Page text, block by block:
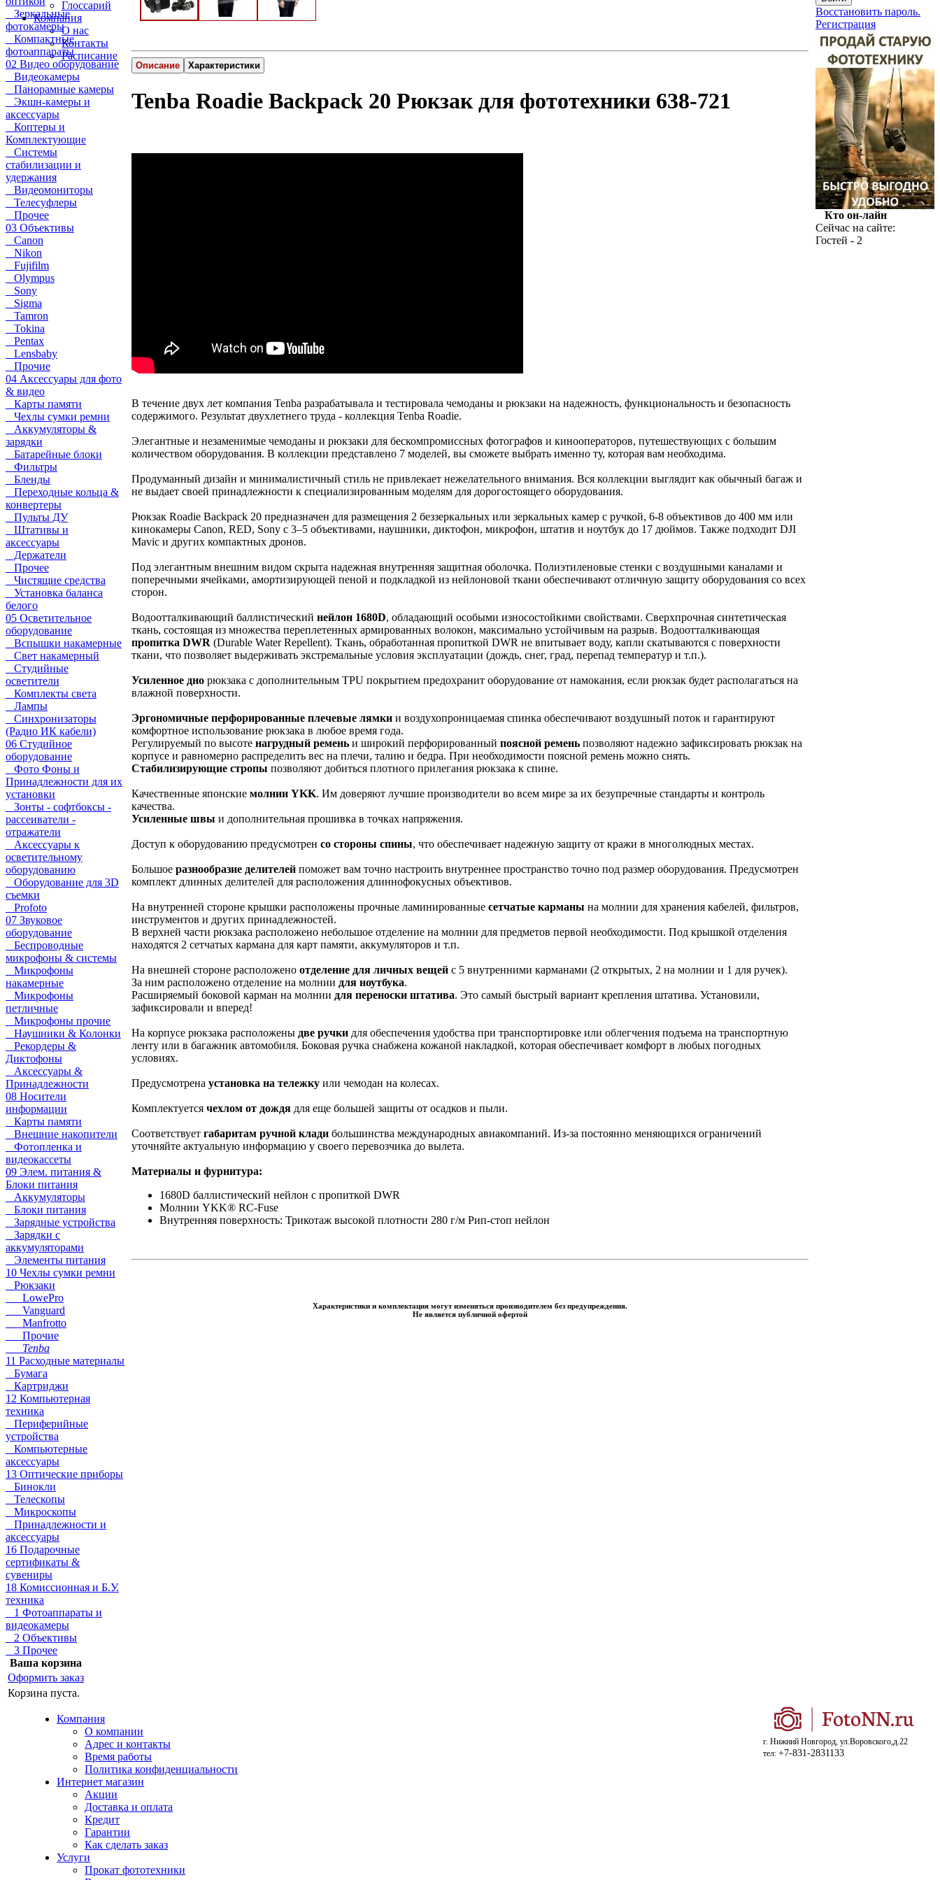
Глоссарий
Компания
О нас
Контакты
Расписание
Зеркальные
фотокамеры
Компактные
фотоаппараты
02 Видео оборудование
Видеокамеры
Панорамные камеры
Экшн-камеры и
аксессуары
Коптеры и
Комплектующие
Системы
стабилизации и
удержания
Видеомониторы
Телесуфлеры
Прочее
03 Объективы
Canon
Nikon
Fujifilm
Olympus
Sony
Sigma
Tamron
Tokina
Pentax
Lensbaby
Прочие
04 Аксессуары для фото
& видео
Карты памяти
Чехлы сумки ремни
Аккумуляторы &
зарядки
Батарейные блоки
Фильтры
Бленды
Переходные кольца &
конвертеры
Пульты ДУ
Штативы и
аксессуары
Держатели
Прочее
Чистящие средства
Установка баланса
белого
05 Осветительное
оборудование
Вспышки накамерные
Свет накамерный
Студийные
осветители
Комплекты света
Лампы
Синхронизаторы
(Радио ИК кабели)
06 Студийное
оборудование
Фото Фоны и
Принадлежности для их
установки
Зонты - софтбоксы -
рассеиватели -
отражатели
Аксессуары к
осветительному
оборудованию
Оборудование для 3D
съемки
Profoto
07 Звуковое
оборудование
Беспроводные
микрофоны & системы
Микрофоны
накамерные
Микрофоны
петличные
Микрофоны прочие
Наушники & Колонки
Рекордеры &
Диктофоны
Аксессуары &
Принадлежности
08 Носители
информации
Карты памяти
Внешние накопители
Фотопленка и
видеокассеты
09 Элем. питания &
Блоки питания
Аккумуляторы
Блоки питания
Зарядные устройства
Зарядки с
аккумуляторами
Элементы питания
10 Чехлы сумки ремни
Рюкзаки
LowePro
Vanguard
Manfrotto
Прочие
Tenba
11 Расходные материалы
Бумага
Картриджи
12 Компьютерная
техника
Периферийные
устройства
Компьютерные
аксессуары
13 Оптические приборы
Бинокли
Телескопы
Микроскопы
Принадлежности и
аксессуары
16 Подарочные
сертификаты &
сувениры
18 Комиссионная и Б.У.
техника
1 Фотоаппараты и
видеокамеры
2 Объективы
3 Прочее
Ваша корзина
Оформить заказ
Корзина пуста.
Описание Характеристики
Tenba Roadie Backpack 20 Рюкзак для фототехники 638-721
В течение двух лет компания Tenba разрабатывала и тестировала чемоданы и рюкзаки на надежность, функциональность и безопасность
содержимого. Результат двухлетнего труда - коллекция Tenba Roadie.
Элегантные и незаменимые чемоданы и рюкзаки для бескомпромиссных фотографов и кинооператоров, путешествующих с большим
количеством оборудования. В коллекции представлено 7 моделей, вы сможете выбрать именно ту, которая вам необходима.
Продуманный дизайн и минималистичный стиль не привлекает нежелательного внимания. Вся коллекции выглядит как обычный багаж и
не выдает своей принадлежности к специализированным моделям для дорогостоящего оборудования.
Рюкзак Roadie Backpack 20 предназначен для размещения 2 беззеркальных или зеркальных камер с ручкой, 6-8 объективов до 400 мм или
кинокамеры Canon, RED, Sony с 3–5 объективами, наушники, диктофон, микрофон, штатив и ноутбук до 17 дюймов. Также подходит DJI
Mavic и других компактных дронов.
Под элегантным внешним видом скрыта надежная внутренняя защитная оболочка. Полиэтиленовые стенки с воздушными каналами и
поперечными ячейками, амортизирующей пеной и подкладкой из нейлоновой ткани обеспечивают отличную защиту оборудования со всех
сторон.
Водоотталкивающий баллистический нейлон 1680D, обладающий особыми износостойкими свойствами. Сверхпрочная синтетическая
ткань, состоящая из множества переплетенных армированных волокон, максимально устойчивым на разрыв. Водоотталкивающая
пропитка DWR (Durable Water Repellent). Ткань, обработанная пропиткой DWR не впитывает воду, капли скатываются с поверхности
ткани, что позволяет выдерживать экстремальные условия эксплуатации (дождь, снег, град, перепад температур и т.п.).
Усиленное дно рюкзака с дополнительным TPU покрытием предохранит оборудование от намокания, если рюкзак будет располагаться на
влажной поверхности.
Эргономичные перфорированные плечевые лямки и воздухопроницаемая спинка обеспечивают воздушный поток и гарантируют
комфортное использование рюкзака в любое время года.
Регулируемый по высоте нагрудный ремень и широкий перфорированный поясной ремень позволяют надежно зафиксировать рюкзак на
корпусе и равномерно распределить вес на плечи, талию и бедра. При необходимости поясной ремень можно снять.
Стабилизирующие стропы позволяют добиться плотного прилегания рюкзака к спине.
Качественные японские молнии YKK. Им доверяют лучшие производители во всем мире за их безупречные стандарты и контроль
качества.
Усиленные швы и дополнительная прошивка в точках напряжения.
Доступ к оборудованию предусмотрен со стороны спины, что обеспечивает надежную защиту от кражи в многолюдных местах.
Большое разнообразие делителей поможет вам точно настроить внутреннее пространство точно под размер оборудования. Предусмотрен
комплект длинных делителей для расположения длиннофокусных объективов.
На внутренней стороне крышки расположены прочные ламинированные сетчатые карманы на молнии для хранения кабелей, фильтров,
инструментов и других принадлежностей.
В верхней части рюкзака расположено небольшое отделение на молнии для предметов первой необходимости. Под крышкой отделения
находятся 2 сетчатых кармана для карт памяти, аккумуляторов и т.п.
На внешней стороне расположено отделение для личных вещей с 5 внутренними карманами (2 открытых, 2 на молнии и 1 для ручек).
За ним расположено отделение на молнии для ноутбука.
Расширяемый боковой карман на молнии для переноски штатива. Это самый быстрый вариант крепления штатива. Установили,
зафиксировали и вперед!
На корпусе рюкзака расположены две ручки для обеспечения удобства при транспортировке или облегчения подъема на транспортную
ленту или в багажник автомобиля. Боковая ручка снабжена кожаной накладкой, которая обеспечивает комфорт в любых погодных
условиях.
Предусмотрена установка на тележку или чемодан на колесах.
Комплектуется чехлом от дождя для еще большей защиты от осадков и пыли.
Соответствует габаритам ручной клади большинства международных авиакомпаний. Из-за постоянно меняющихся ограничений
уточняйте актуальную информацию у своего перевозчика до вылета.
Материалы и фурнитура:
1680D баллистический нейлон с пропиткой DWR
Молнии YKK® RC-Fuse
Внутренняя поверхность: Трикотаж высокой плотности 280 г/м Рип-стоп нейлон
Характеристики и комплектация могут изменяться производителем без предупреждения.
Не является публичной офертой
Восстановить пароль.
Регистрация
Кто он-лайн
Сейчас на сайте:
Гостей - 2
Компания
О компании
Адрес и контакты
Время работы
Политика конфиденциальности
Интернет магазин
Акции
Доставка и оплата
Кредит
Гарантии
Как сделать заказ
Услуги
Прокат фототехники
г. Нижний Новгород, ул.Воровского,д.22
тел: +7-831-2831133